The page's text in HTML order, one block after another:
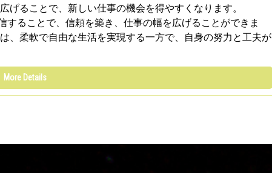
ることで、新しい仕事の機会を得やすくなります。
することで、信頼を築き、仕事の幅を広げることができま
、柔軟で自由な生活を実現する一方で、自身の努力と工夫が
More Details